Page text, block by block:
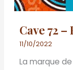
Cave 72
11/10/2022
La marque